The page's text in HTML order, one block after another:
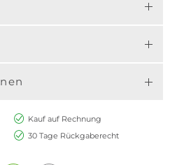
Kauf auf Rechnung
30 Tage Rückgaberecht